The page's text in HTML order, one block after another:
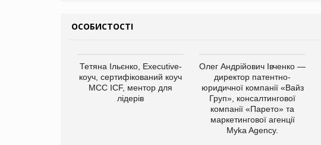
ОСОБИСТОСТІ
Тетяна Ільєнко, Executive-
коуч, сертифікований коуч
МСС ICF, ментор для
лідерів
Олег Андрійович Івченко —
директор патентно-
юридичної компанії «Вайз
Груп», консалтингової
компанії «Парето» та
маркетингової агенції
Myka Agency.